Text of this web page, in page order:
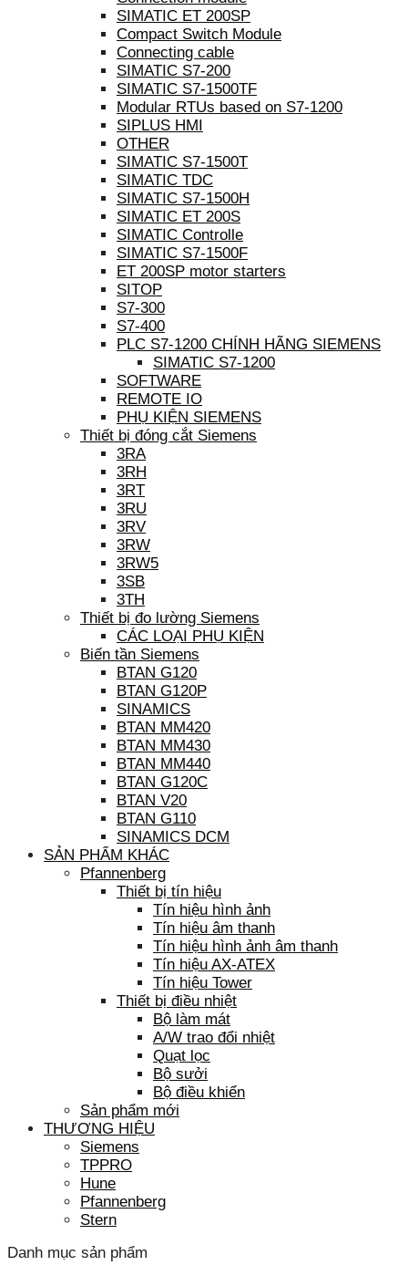
SIMATIC ET 200SP
Compact Switch Module
Connecting cable
SIMATIC S7-200
SIMATIC S7-1500TF
Modular RTUs based on S7-1200
SIPLUS HMI
OTHER
SIMATIC S7-1500T
SIMATIC TDC
SIMATIC S7-1500H
SIMATIC ET 200S
SIMATIC Controlle
SIMATIC S7-1500F
ET 200SP motor starters
SITOP
S7-300
S7-400
PLC S7-1200 CHÍNH HÃNG SIEMENS
SIMATIC S7-1200
SOFTWARE
REMOTE IO
PHỤ KIỆN SIEMENS
Thiết bị đóng cắt Siemens
3RA
3RH
3RT
3RU
3RV
3RW
3RW5
3SB
3TH
Thiết bị đo lường Siemens
CÁC LOẠI PHỤ KIỆN
Biến tần Siemens
BTAN G120
BTAN G120P
SINAMICS
BTAN MM420
BTAN MM430
BTAN MM440
BTAN G120C
BTAN V20
BTAN G110
SINAMICS DCM
SẢN PHẨM KHÁC
Pfannenberg
Thiết bị tín hiệu
Tín hiệu hình ảnh
Tín hiệu âm thanh
Tín hiệu hình ảnh âm thanh
Tín hiệu AX-ATEX
Tín hiệu Tower
Thiết bị điều nhiệt
Bộ làm mát
A/W trao đổi nhiệt
Quạt lọc
Bộ sưởi
Bộ điều khiển
Sản phẩm mới
THƯƠNG HIỆU
Siemens
TPPRO
Hune
Pfannenberg
Stern
Danh mục sản phẩm